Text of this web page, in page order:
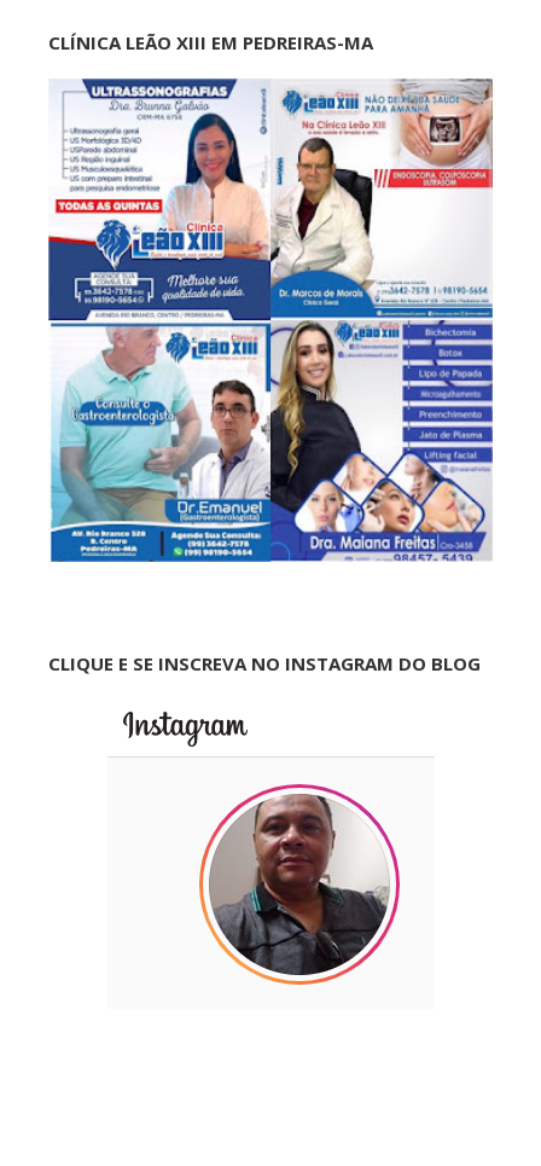
CLÍNICA LEÃO XIII EM PEDREIRAS-MA
CLIQUE E SE INSCREVA NO INSTAGRAM DO BLOG